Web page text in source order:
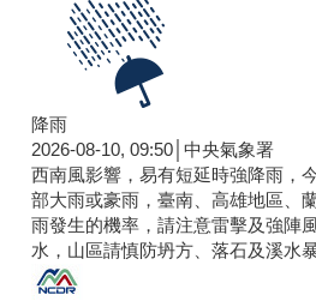
降雨
2026-08-10, 09:50│中央氣象署
西南風影響，易有短延時強降雨，
部大雨或豪雨，臺南、高雄地區、
雨發生的機率，請注意雷擊及強陣
水，山區請慎防坍方、落石及溪水